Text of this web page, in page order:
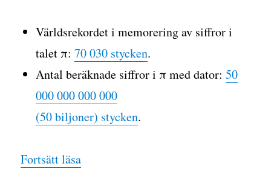
Världsrekordet i memorering av siffror i
talet π:70 030 stycken.
Antal beräknade siffror i π med dator:50
000 000 000 000
(50 biljoner) stycken.
Fortsätt läsa”Pippi på pi”